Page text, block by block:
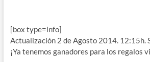
[box type=info]
Actualización 2 de Agosto 2014. 12:15h.
¡Ya tenemos ganadores para los regalos